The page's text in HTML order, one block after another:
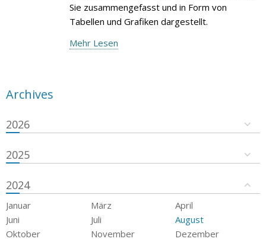
Sie zusammengefasst und in Form von
Tabellen und Grafiken dargestellt.
Mehr Lesen
Archives
2026
2025
2024
Januar März
April
Juni
Juli
August
Oktober
November Dezember